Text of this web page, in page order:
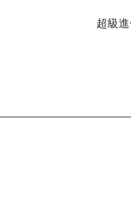
超級